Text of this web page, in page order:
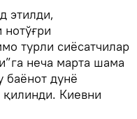
этилди,
турли сиёсатчилар
неча марта шама
баёнот дунё
Киевни